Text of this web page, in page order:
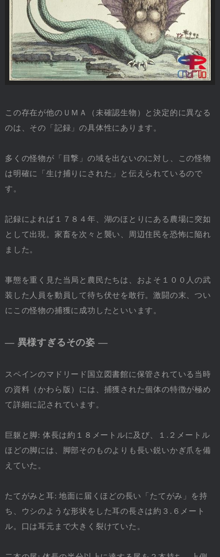
この存在が他のＵＭＡ（未確認生物）と決定的に異なる
のは、その「記録」の具体性にあります。
多くの怪物が「目撃」の域を出ないのに対し、この怪物
は明確に「生け捕りにされた」と伝えられているので
す。
記録によれば１７８４年、湖のほとりにある農場に突如
として出現。家畜を次々と襲い、周辺住民を恐怖に陥れ
ました。
事態を重く見た当局と農民たちは、およそ１００人の武
装した人員を動員して待ち伏せを敢行。激闘の末、つい
にこの怪物の捕獲に成功したといいます。
― 異様すぎるその姿 ―
スペインのマドリード国立図書館に保管されている当時
の資料（かわら版）には、捕獲された個体の特徴が極め
て詳細に記されています。
巨躯と脚: 体長は約１８メートルに及び、１.２メートル
ほどの脚には、脚部そのものよりも長い鋭いかぎ爪を備
えていた。
たてがみと耳: 地面に届くほどの長い「たてがみ」を持
ち、ウシのような形状をした耳の長さは約３.６メート
ル。口は耳元まで大きく裂けていた。